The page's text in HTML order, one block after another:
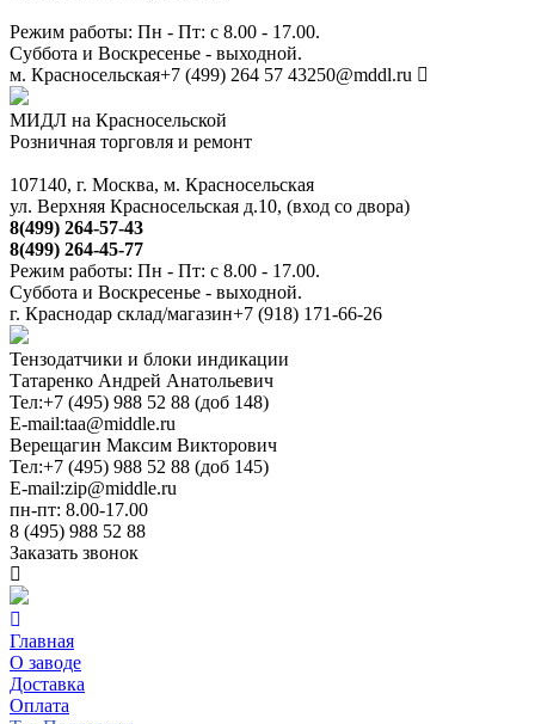
Режим работы: Пн - Пт: с 8.00 - 17.00.
Суббота и Воскресенье - выходной.
м. Красносельская+7 (499) 264 57 43250@mddl.ru
МИДЛ на Красносельской
Розничная торговля и ремонт
107140, г. Москва, м. Красносельская
ул. Верхняя Красносельская д.10, (вход со двора)
8(499) 264-57-43
8(499) 264-45-77
Режим работы: Пн - Пт: с 8.00 - 17.00.
Суббота и Воскресенье - выходной.
г. Краснодар склад/магазин+7 (918) 171-66-26
Тензодатчики и блоки индикации
Татаренко Андрей Анатольевич
Тел:+7 (495) 988 52 88 (доб 148)
E-mail:taa@middle.ru
Верещагин Максим Викторович
Тел:+7 (495) 988 52 88 (доб 145)
E-mail:zip@middle.ru
пн-пт: 8.00-17.00
8 (495) 988 52 88
Заказать звонок
Главная
О заводе
Доставка
Оплата